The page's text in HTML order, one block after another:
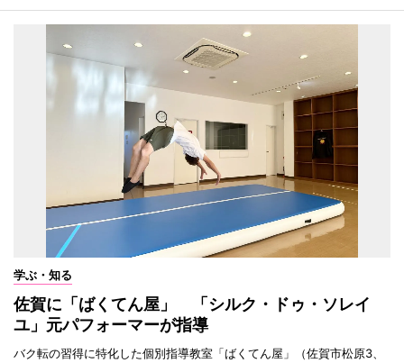
学ぶ・知る
佐賀に「ばくてん屋」 「シルク・ドゥ・ソレイ
ユ」元パフォーマーが指導
バク転の習得に特化した個別指導教室「ばくてん屋」（佐賀市松原3、